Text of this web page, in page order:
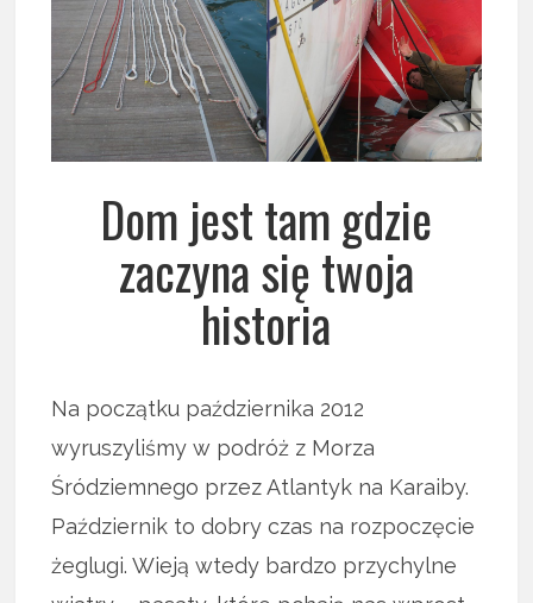
Dom jest tam gdzie
zaczyna się twoja
historia
Na początku października 2012
wyruszyliśmy w podróż z Morza
Śródziemnego przez Atlantyk na Karaiby.
Październik to dobry czas na rozpoczęcie
żeglugi. Wieją wtedy bardzo przychylne